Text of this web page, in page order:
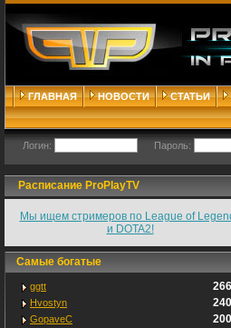
ГЛАВНАЯ НОВОСТИ СТАТЬИ
Логин: Пароль:
Расписание ProPlayTV
Мы ищем стримеров по League of
и DOTA2!
Самые богатые
ggtt
Hvostyn
GopaveC